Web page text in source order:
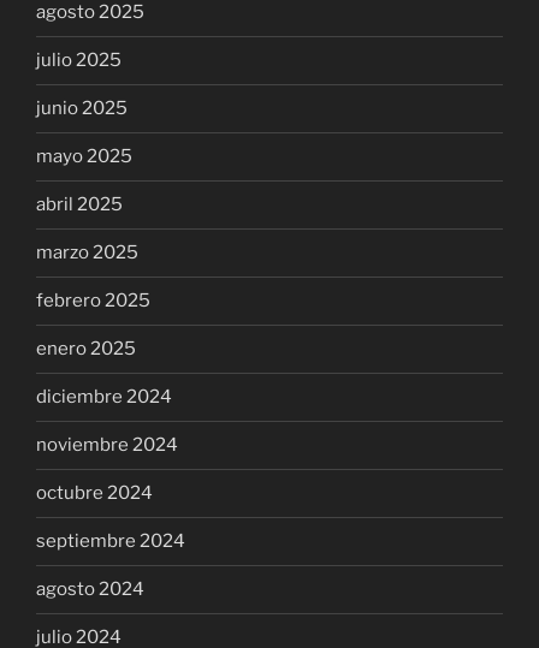
agosto 2025
julio 2025
junio 2025
mayo 2025
abril 2025
marzo 2025
febrero 2025
enero 2025
diciembre 2024
noviembre 2024
octubre 2024
septiembre 2024
agosto 2024
julio 2024